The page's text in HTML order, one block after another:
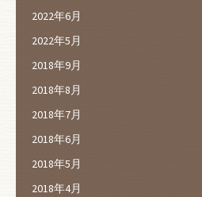
2022年6月
2022年5月
2018年9月
2018年8月
2018年7月
2018年6月
2018年5月
2018年4月